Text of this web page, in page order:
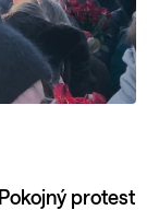
protest